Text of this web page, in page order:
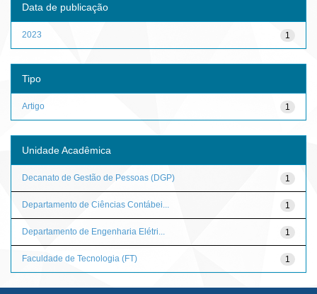
Data de publicação
1
2023
Tipo
1
Artigo
Unidade Acadêmica
1
Decanato de Gestão de Pessoas (DGP)
1
Departamento de Ciências Contábei...
1
Departamento de Engenharia Elétri...
1
Faculdade de Tecnologia (FT)